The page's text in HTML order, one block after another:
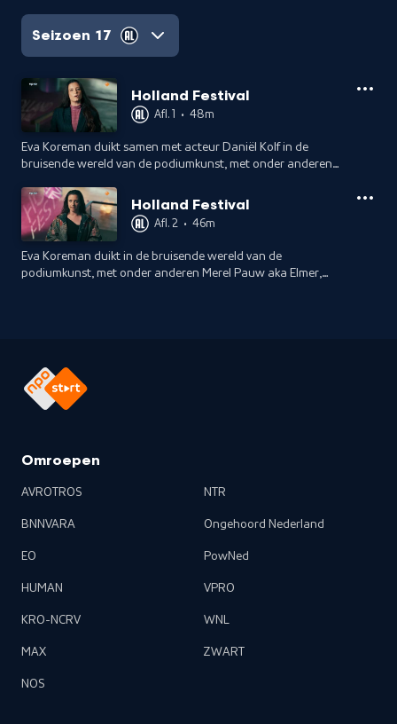
Seizoen 17
Holland Festival
Afl. 1 • 48m
Eva Koreman duikt samen met acteur Daniël Kolf in de
bruisende wereld van de podiumkunst, met onder anderen
Moore.
Holland Festival
Afl. 2 • 46m
Eva Koreman duikt in de bruisende wereld van de
podiumkunst, met onder anderen Merel Pauw aka Elmer,
Omroepen
AVROTROS
BNNVARA
EO
HUMAN
KRO-NCRV
MAX
NOS
NTR
Ongehoord Nederland
PowNed
VPRO
WNL
ZWART